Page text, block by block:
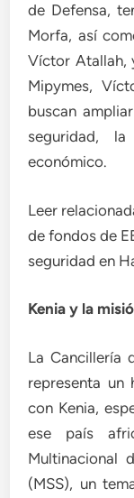
de Defensa,
Morfa, así
Víctor Atallah,
Mipymes,
buscan
seguridad,
económico.
Leer
de fondos de
seguridad en
Kenia y la
La Cancillería
representa un
con Kenia,
ese país
Multinacional
(MSS), un